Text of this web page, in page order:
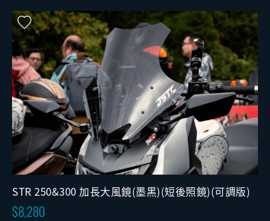
STR 250&300 加長大風鏡(墨黑)(短後照鏡)(可調版)
8,280